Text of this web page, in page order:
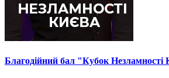
Благодійний бал "Кубок Незламності